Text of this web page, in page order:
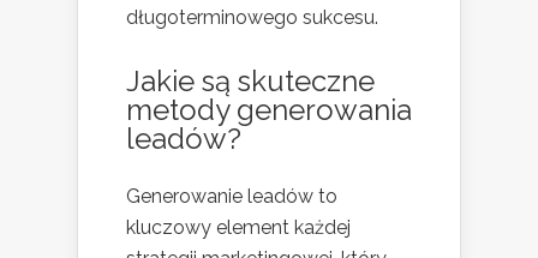
długoterminowego sukcesu.
Jakie są skuteczne
metody generowania
leadów?
Generowanie leadów to
kluczowy element każdej